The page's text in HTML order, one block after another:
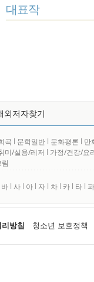
대표작
외저자찾기
곡 l 문학일반 l 문화평론 l 만
미/실용/레저 l 가정/건강/요
바 l 사 l 아 l 자 l 차 l 카 l 타 l 파
방침 청소년 보호정책